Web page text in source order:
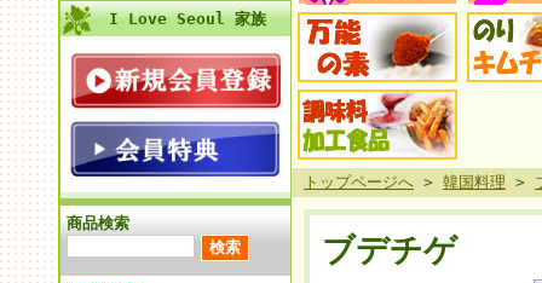
I Love Seoul 家族
商品検索
トップページへ > 韓国料理 >
ブデチゲ